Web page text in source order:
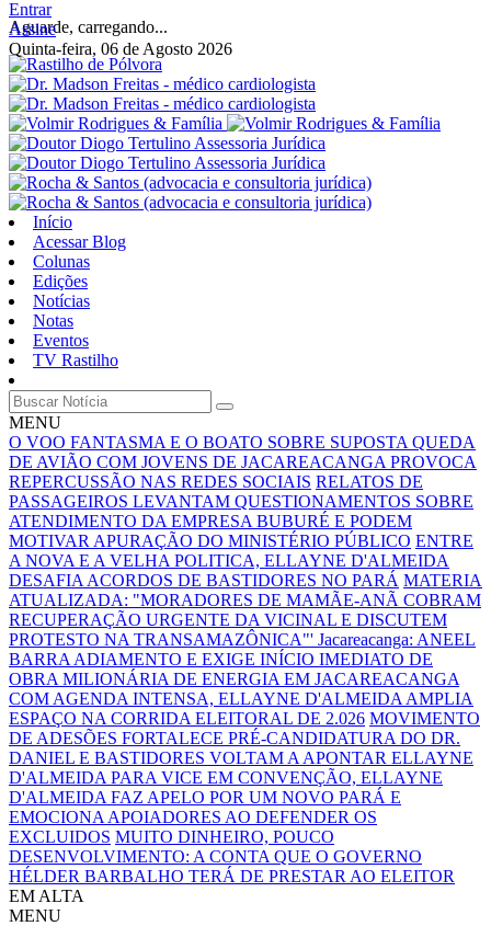
Aguarde, carregando...
Entrar
Assine
Quinta-feira, 06 de Agosto 2026
Início
Acessar Blog
Colunas
Edições
Notícias
Notas
Eventos
TV Rastilho
MENU
O VOO FANTASMA E O BOATO SOBRE SUPOSTA QUEDA
DE AVIÃO COM JOVENS DE JACAREACANGA PROVOCA
REPERCUSSÃO NAS REDES SOCIAIS RELATOS DE
PASSAGEIROS LEVANTAM QUESTIONAMENTOS SOBRE
ATENDIMENTO DA EMPRESA BUBURÉ E PODEM
MOTIVAR APURAÇÃO DO MINISTÉRIO PÚBLICO ENTRE
A NOVA E A VELHA POLITICA, ELLAYNE D'ALMEIDA
DESAFIA ACORDOS DE BASTIDORES NO PARÁ MATERIA
ATUALIZADA: "MORADORES DE MAMÃE-ANÃ COBRAM
RECUPERAÇÃO URGENTE DA VICINAL E DISCUTEM
PROTESTO NA TRANSAMAZÔNICA"' Jacareacanga: ANEEL
BARRA ADIAMENTO E EXIGE INÍCIO IMEDIATO DE
OBRA MILIONÁRIA DE ENERGIA EM JACAREACANGA
COM AGENDA INTENSA, ELLAYNE D'ALMEIDA AMPLIA
ESPAÇO NA CORRIDA ELEITORAL DE 2.026 MOVIMENTO
DE ADESÕES FORTALECE PRÉ-CANDIDATURA DO DR.
DANIEL E BASTIDORES VOLTAM A APONTAR ELLAYNE
D'ALMEIDA PARA VICE EM CONVENÇÃO, ELLAYNE
D'ALMEIDA FAZ APELO POR UM NOVO PARÁ E
EMOCIONA APOIADORES AO DEFENDER OS
EXCLUIDOS MUITO DINHEIRO, POUCO
DESENVOLVIMENTO: A CONTA QUE O GOVERNO
HÉLDER BARBALHO TERÁ DE PRESTAR AO ELEITOR
EM ALTA
MENU